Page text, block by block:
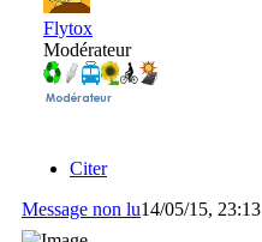
Flytox
Modérateur
Citer
Message non lu14/05/15, 23:13